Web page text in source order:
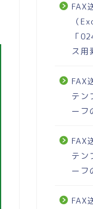
FAX
（
「
ス用
FAX
テン
ーフ
FAX
テン
ーフ
FAX